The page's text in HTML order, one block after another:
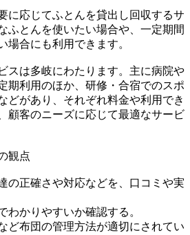
に応じてふとんを貸出し回収するサ
ふとんを使いたい場合や、一定期間
場合にも利用できます。
スは多岐にわたります。主に病院や
期利用のほか、研修・合宿でのスポ
どがあり、それぞれ料金や利用でき
顧客のニーズに応じて最適なサービ
観点
の正確さや対応などを、口コミや実
わかりやすいか確認する。
ど布団の管理方法が適切にされてい